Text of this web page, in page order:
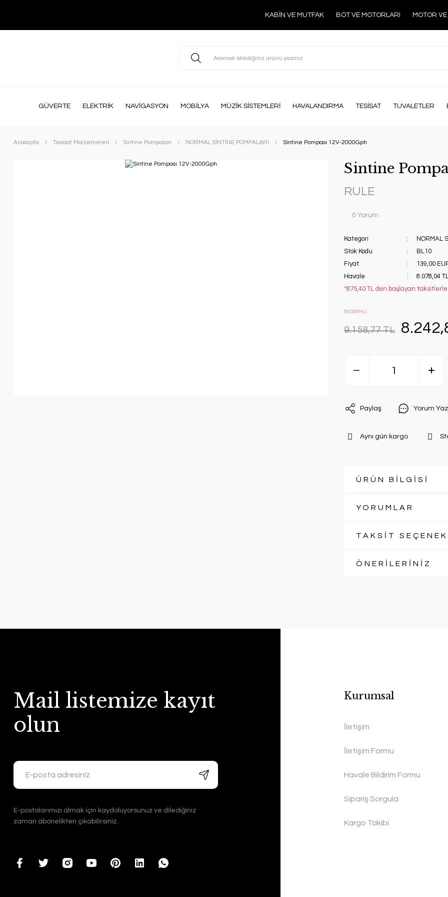
KABİN VE MUTFAK BOT VE MOTORLARI MOTOR
GÜVERTE ELEKTRİK NAVİGASYON MOBİLYA MÜZİK SİSTEMLERİ HAVALANDIRMA TESİSAT TUVALETLER
Anasayfa Tesisat Malzemeleri Sintine Pompaları NORMAL SİNTİNE POMPALARI Sintine Pompası 12V-2000Gph
Sintine
RULE
0 Yorum
Kategori
NORMAL
Stok Kodu
BL10
Fiyat
139,00
Havale
8.078,04
*875,40 TL den başlayan
İNDİRİMLİ
9.158,77 TL
Paylaş Yorum Yaz
Aynı gün kargo
ÜRÜN BİLGİSİ
YORUMLAR
TAKSİT
ÖNERİLERİNİZ
Mail listemize kayıt
olun
E-postalarımızı almak için kaydoluyorsunuz ve dilediğiniz
zaman abonelikten çıkabilirsiniz.
Kurumsal
İletişim
İletişim Formu
Havale Bildirim Formu
Sipariş Sorgula
Kargo Takibi